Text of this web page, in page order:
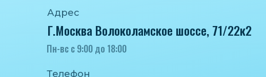
Адрес
Г.Москва Волоколамское шоссе, 71/22к2
Пн-вс с 9:00 до 18:00
Телефон